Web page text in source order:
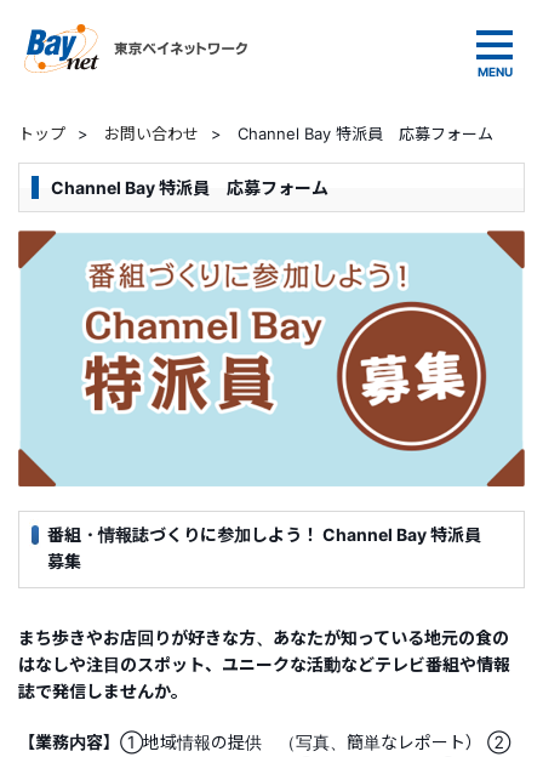
トップ > お問い合わせ > Channel Bay 特派員 応募フォーム
Channel Bay 特派員 応募フォーム
番組・情報誌づくりに参加しよう！ Channel Bay 特派員
募集
まち歩きやお店回りが好きな方、あなたが知っている地元の食の
はなしや注目のスポット、ユニークな活動などテレビ番組や情報
誌で発信しませんか。
【業務内容】 ①地域情報の提供 （写真、簡単なレポート） ②